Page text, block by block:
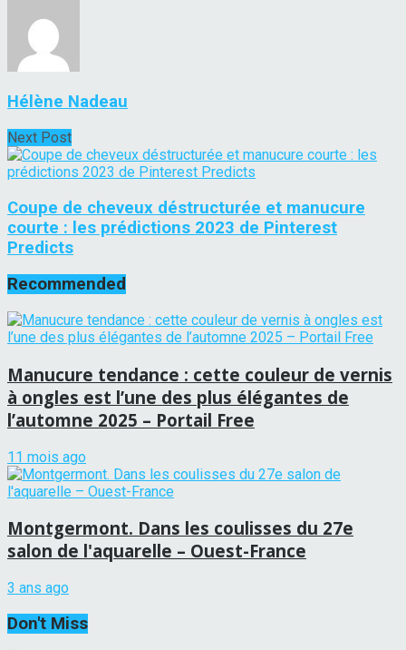
Hélène Nadeau
Next Post
Coupe de cheveux déstructurée et manucure
courte : les prédictions 2023 de Pinterest
Predicts
Recommended
Manucure tendance : cette couleur de vernis
à ongles est l’une des plus élégantes de
l’automne 2025 – Portail Free
11 mois ago
Montgermont. Dans les coulisses du 27e
salon de l'aquarelle – Ouest-France
3 ans ago
Don't Miss